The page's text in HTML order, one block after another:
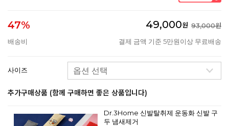
47% 49,000원 93,000원
배송비
결제 금액 기준 5만원이상 무료배송
사이즈
추가구매상품 (함께 구매하면 좋은 상품입니다)
Dr.3Home 신발탈취제 운동화 신발 구
두 냄새제거